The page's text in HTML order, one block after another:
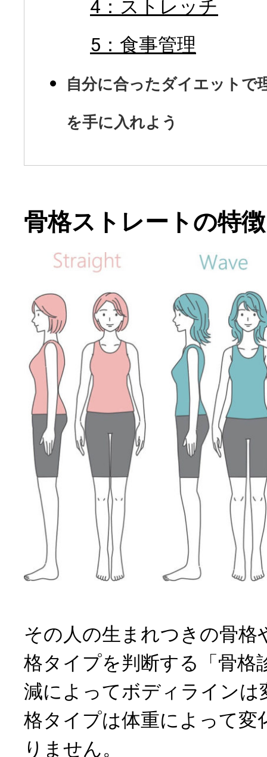
4：ストレッチ
5：食事管理
自分に合ったダイエットで
を手に入れよう
骨格ストレートの特
その人の生まれつきの骨格
格タイプを判断する「骨格
減によってボディラインは
格タイプは体重によって変
りません。